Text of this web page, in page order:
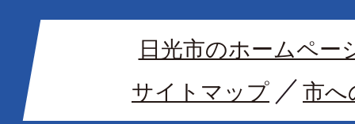
市長から市民の皆さまへ（
難被害についてと市民の皆
日光市のホームペー
サイトマップ
市へ